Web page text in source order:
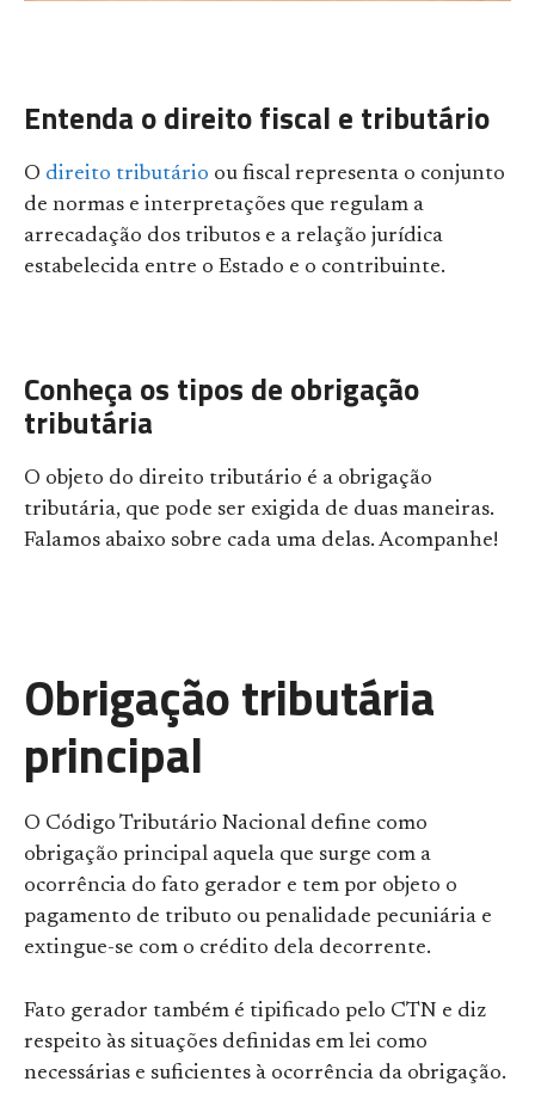
Entenda o direito fiscal e tributário
O direito tributário ou fiscal representa o conjunto
de normas e interpretações que regulam a
arrecadação dos tributos e a relação jurídica
estabelecida entre o Estado e o contribuinte.
Conheça os tipos de obrigação
tributária
O objeto do direito tributário é a obrigação
tributária, que pode ser exigida de duas maneiras.
Falamos abaixo sobre cada uma delas. Acompanhe!
Obrigação tributária
principal
O Código Tributário Nacional define como
obrigação principal aquela que surge com a
ocorrência do fato gerador e tem por objeto o
pagamento de tributo ou penalidade pecuniária e
extingue-se com o crédito dela decorrente.
Fato gerador também é tipificado pelo CTN e diz
respeito às situações definidas em lei como
necessárias e suficientes à ocorrência da obrigação.